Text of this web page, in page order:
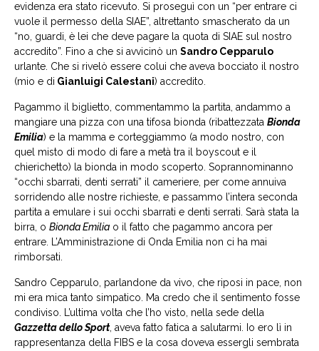
evidenza era stato ricevuto. Si proseguì con un “per entrare ci
vuole il permesso della SIAE”, altrettanto smascherato da un
“no, guardi, è lei che deve pagare la quota di SIAE sul nostro
accredito”. Fino a che si avvicinò un Sandro Cepparulo
urlante. Che si rivelò essere colui che aveva bocciato il nostro
(mio e di Gianluigi Calestani) accredito.
Pagammo il biglietto, commentammo la partita, andammo a
mangiare una pizza con una tifosa bionda (ribattezzata Bionda
Emilia) e la mamma e corteggiammo (a modo nostro, con
quel misto di modo di fare a metà tra il boyscout e il
chierichetto) la bionda in modo scoperto. Soprannominanno
“occhi sbarrati, denti serrati” il cameriere, per come annuiva
sorridendo alle nostre richieste, e passammo l’intera seconda
partita a emulare i sui occhi sbarrati e denti serrati. Sarà stata la
birra, o Bionda Emilia o il fatto che pagammo ancora per
entrare. L’Amministrazione di Onda Emilia non ci ha mai
rimborsati.
Sandro Cepparulo, parlandone da vivo, che riposi in pace, non
mi era mica tanto simpatico. Ma credo che il sentimento fosse
condiviso. L’ultima volta che l’ho visto, nella sede della
Gazzetta dello Sport, aveva fatto fatica a salutarmi. Io ero lì in
rappresentanza della FIBS e la cosa doveva essergli sembrata